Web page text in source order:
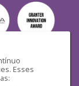
Esses